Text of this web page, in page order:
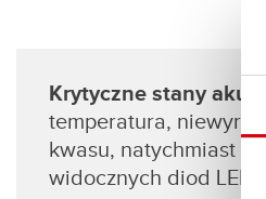
Krytyczne stany
temperatura,
kwasu, natychmiast
widocznych diod LED